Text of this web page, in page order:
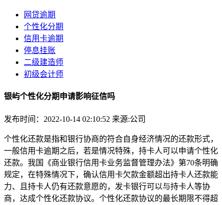
网贷逾期
个性化分期
信用卡逾期
停息挂账
二级建造师
初级会计师
银屿个性化分期申请影响征信吗
发布时间：2022-10-14 02:10:52 来源:公司
个性化还款是指和银行协商的符合自身经济情况的还款形式，
一般信用卡逾期之后，若是情况特殊，持卡人可以申请个性化
还款。我国《商业银行信用卡业务监督管理办法》第70条明确
规定，在特殊情况下，确认信用卡欠款金额超出持卡人还款能
力、且持卡人仍有还款意愿的，发卡银行可以与持卡人等协
商，达成个性化还款协议。个性化还款协议的最长期限不得超